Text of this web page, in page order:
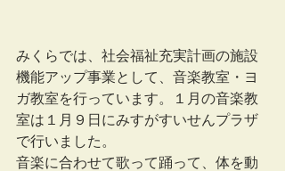
みくらでは、社会福祉充実計画の施設
機能アップ事業として、音楽教室・ヨ
ガ教室を行っています。１月の音楽教
室は１月９日にみすがすいせんプラザ
で行いました。
音楽に合わせて歌って踊って、体を動